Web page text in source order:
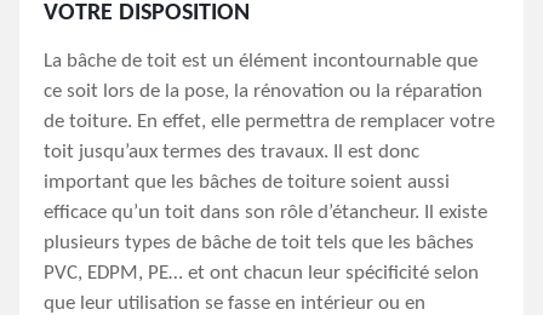
VOTRE DISPOSITION
La bâche de toit est un élément incontournable que
ce soit lors de la pose, la rénovation ou la réparation
de toiture. En effet, elle permettra de remplacer votre
toit jusqu’aux termes des travaux. Il est donc
important que les bâches de toiture soient aussi
efficace qu’un toit dans son rôle d’étancheur. Il existe
plusieurs types de bâche de toit tels que les bâches
PVC, EDPM, PE… et ont chacun leur spécificité selon
que leur utilisation se fasse en intérieur ou en